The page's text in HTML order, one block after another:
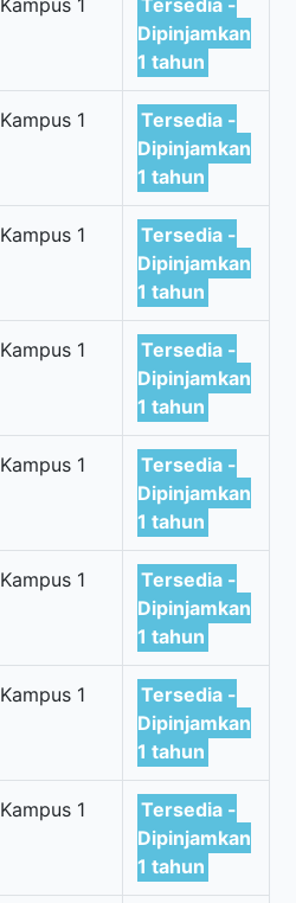
Kampus 1
Tersedia -
Dipinjamkan
1 tahun
Kampus 1
Tersedia -
Dipinjamkan
1 tahun
Kampus 1
Tersedia -
Dipinjamkan
1 tahun
Kampus 1
Tersedia -
Dipinjamkan
1 tahun
Kampus 1
Tersedia -
Dipinjamkan
1 tahun
Kampus 1
Tersedia -
Dipinjamkan
1 tahun
Kampus 1
Tersedia -
Dipinjamkan
1 tahun
Kampus 1
Tersedia -
Dipinjamkan
1 tahun